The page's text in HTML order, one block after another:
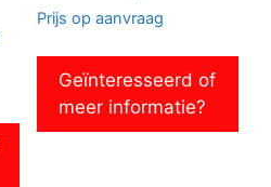
Prijs op aanvraag
Geïnteresseerd of
meer informatie?